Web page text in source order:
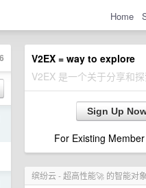
Home
V2EX = way to explore
V2EX 是一个关于分享和
Sign Up
For Existing Member
缤纷云 - 超高性能🚀 的智能对